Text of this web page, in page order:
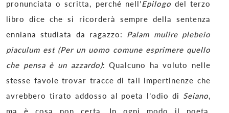
pronunciata o scritta, perché nell’Epilogo del terzo
libro dice che si ricorderà sempre della sentenza
enniana studiata da ragazzo: Palam mulire plebeio
piaculum est (Per un uomo comune esprimere quello
che pensa è un azzardo): Qualcuno ha voluto nelle
stesse favole trovar tracce di tali impertinenze che
avrebbero tirato addosso al poeta l’odio di Seiano,
ma è cosa non certa. In ogni modo il poeta,